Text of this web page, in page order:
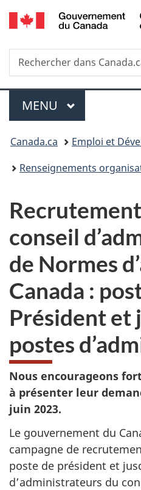
Recherche
Rechercher
dans
Menu
MENU PRINCIPAL
Vous
êtes
Canada.ca
Emploi et
Renseignements
conseil
de Normes
Canada :
Président et
postes
Nous encourageons
à présenter leur
juin 2023.
Le gouvernement du
campagne de
poste de président et
d’administrateurs du